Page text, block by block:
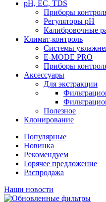
pH, EC, TDS
Приборы
Регуляторы pH
Калибровочные
Климат-контроль
Системы
E-MODE PRO
Приборы
Аксессуары
Для экстракции
Полезное
Клонирование
Популярные
Новинка
Рекомендуем
Горячее предложение
Распродажа
Наши новости